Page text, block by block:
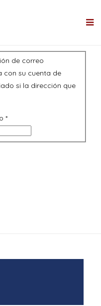
de correo
con su cuenta de
si la dirección que
*